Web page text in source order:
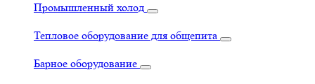
Промышленный холод
Тепловое оборудование для общепита
Барное оборудование